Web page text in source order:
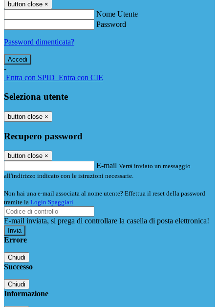
button close ×
Nome Utente
Password
Password dimenticata?
-
Entra con SPID Entra con CIE
Seleziona utente
button close ×
Recupero password
button close ×
E-mail Verrà inviato un messaggio
all'indirizzo indicato con le istruzioni necessarie.
Non hai una e-mail associata al nome utente? Effettua il reset della password
tramite la Login Spaggiari
E-mail inviata, si prega di controllare la casella di posta elettronica!
Errore
Chiudi
Successo
Chiudi
Informazione